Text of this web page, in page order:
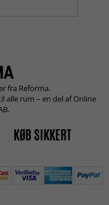
fra Reforma.
alle rum – en del af Online
KØB SIKKERT